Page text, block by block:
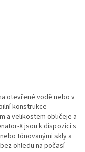
otevřené vodě nebo v
konstrukce
a velikostem obličeje a
X jsou k dispozici s
tónovanými skly a
ohledu na počasí